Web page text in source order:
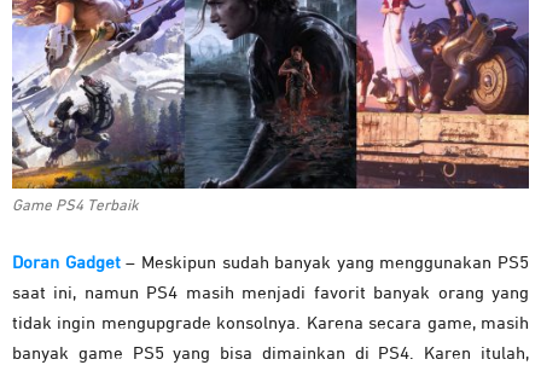
Game PS4 Terbaik
Doran Gadget– Meskipun sudah banyak yang menggunakan PS5
saat ini, namun PS4 masih menjadi favorit banyak orang yang
tidak ingin mengupgrade konsolnya. Karena secara game, masih
banyak game PS5 yang bisa dimainkan di PS4. Karen itulah,